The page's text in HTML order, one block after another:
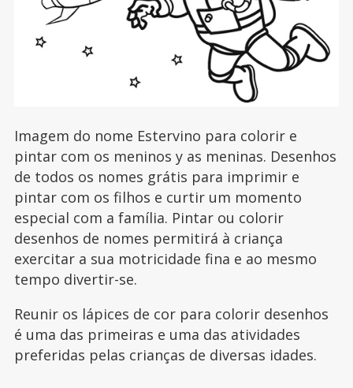
Imagem do nome Estervino para colorir e
pintar com os meninos y as meninas. Desenhos
de todos os nomes grátis para imprimir e
pintar com os filhos e curtir um momento
especial com a família. Pintar ou colorir
desenhos de nomes permitirá à criança
exercitar a sua motricidade fina e ao mesmo
tempo divertir-se.
Reunir os lápices de cor para colorir desenhos
é uma das primeiras e uma das atividades
preferidas pelas crianças de diversas idades.